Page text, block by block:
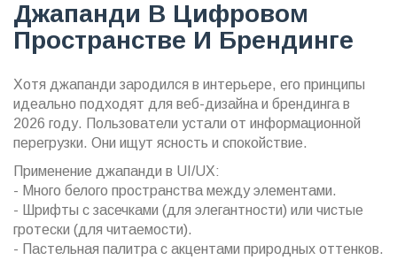
Джапанди В Цифровом
Пространстве И Брендинге
Хотя джапанди зародился в интерьере, его принципы
идеально подходят для веб-дизайна и брендинга в
2026 году. Пользователи устали от информационной
перегрузки. Они ищут ясность и спокойствие.
Применение джапанди в UI/UX:
- Много белого пространства между элементами.
- Шрифты с засечками (для элегантности) или чистые
гротески (для читаемости).
- Пастельная палитра с акцентами природных оттенков.